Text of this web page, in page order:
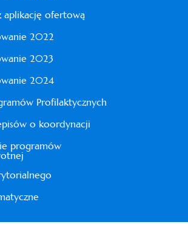
aplikację ofertową
2022
2023
2024
Profilaktycznych
o koordynacji
programów